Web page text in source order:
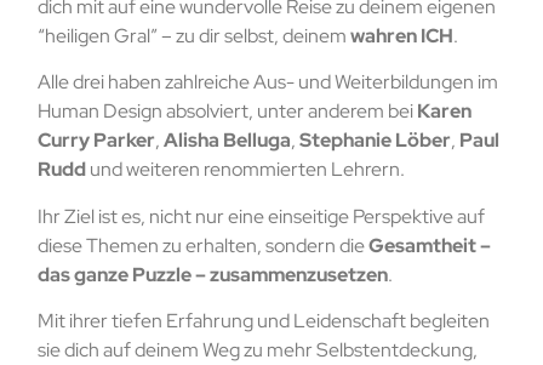
dich mit auf eine wundervolle Reise zu deinem eigenen
“heiligen Gral” – zu dir selbst, deinemwahren ICH.
Alle drei haben zahlreiche Aus- und Weiterbildungen im
Human Design absolviert, unter anderem beiKaren
Curry Parker,Alisha Belluga,Stephanie Löber, Paul
Ruddund weiteren renommierten Lehrern.
Ihr Ziel ist es, nicht nur eine einseitige Perspektive auf
diese Themen zu erhalten, sondern dieGesamtheit –
das ganze Puzzle – zusammenzusetzen.
Mit ihrer tiefen Erfahrung und Leidenschaft begleiten
sie dich auf deinem Weg zu mehr Selbstentdeckung,